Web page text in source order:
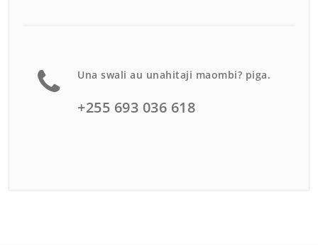
Una swali au unahitaji maombi? piga.
+255 693 036 618